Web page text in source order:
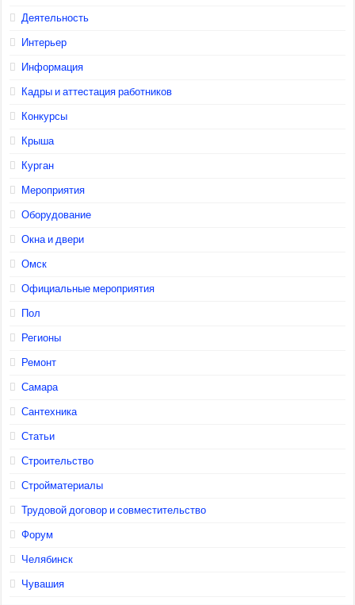
Деятельность
Интерьер
Информация
Кадры и аттестация работников
Конкурсы
Крыша
Курган
Мероприятия
Оборудование
Окна и двери
Омск
Официальные мероприятия
Пол
Регионы
Ремонт
Самара
Сантехника
Статьи
Строительство
Стройматериалы
Трудовой договор и совместительство
Форум
Челябинск
Чувашия